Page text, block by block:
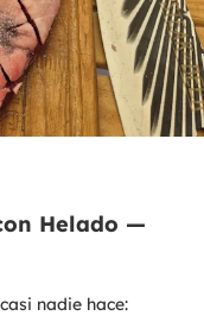
Helado —
nadie hace: